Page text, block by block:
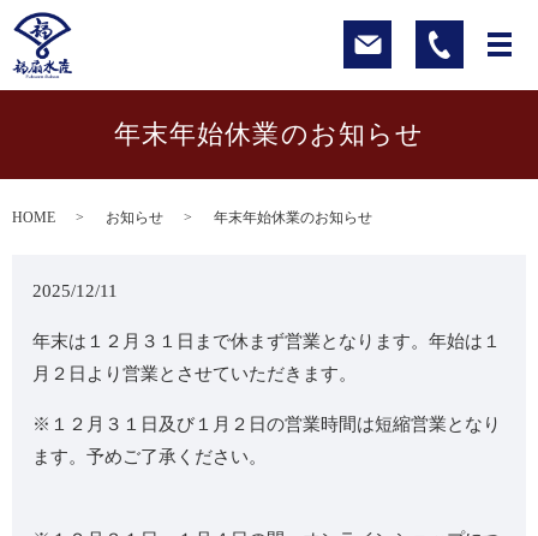
年末年始休業のお知らせ
HOME お知らせ 年末年始休業のお知らせ
2025/12/11
年末は１２月３１日まで休まず営業となります。年始は１
月２日より営業とさせていただきます。
※１２月３１日及び１月２日の営業時間は短縮営業となり
ます。予めご了承ください。